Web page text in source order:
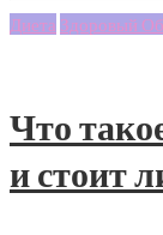
Диета Здоровый
Что
и стоит